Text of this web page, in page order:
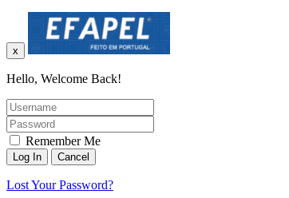
x
Hello, Welcome Back!
Remember Me
Lost Your Password?